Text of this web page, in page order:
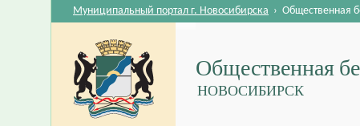
Общественная
НОВОСИБИРСК
Муниципальный портал г. Новосибирска › Общественная